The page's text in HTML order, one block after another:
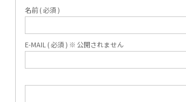
名前 ( 必須 )
E-MAIL ( 必須 ) ※ 公開されません